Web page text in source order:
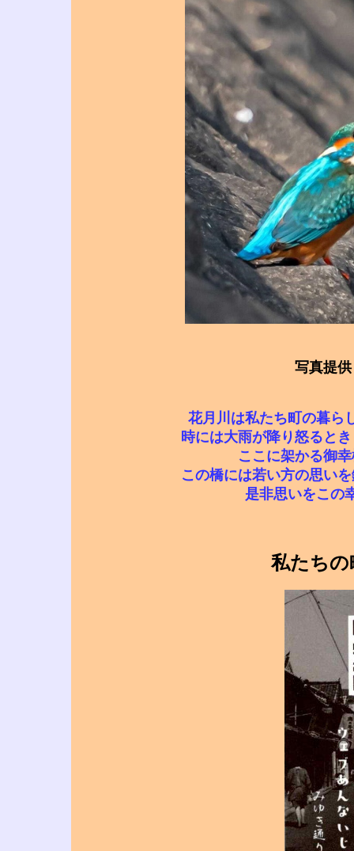
写真提
花月川は私たち町の暮ら
時には大雨が降り怒ると
ここに架かる御
この橋には若い方の思い
是非思いをこの
私たちの